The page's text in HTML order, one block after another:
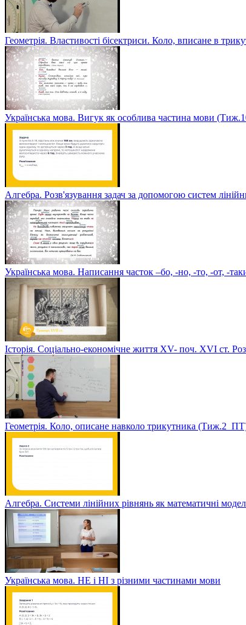
Геометрія. Властивості бісектриси. Коло, вписане в
Українська мова. Вигук як особлива частина мови
Алгебра. Розв'язування задач за допомогою систем
Українська мова. Написання часток –бо, -но, -то, -от, -
Історія. Соціально-економічне життя XV- поч. XVI ст.
Геометрія. Коло, описане навколо трикутника
Алгебра. Системи лінійних рівнянь як математичні
Українська мова. НЕ і НІ з різними частинами мови